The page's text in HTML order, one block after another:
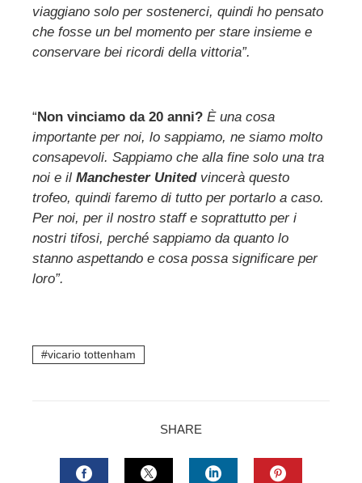
viaggiano solo per sostenerci, quindi ho pensato
che fosse un bel momento per stare insieme e
conservare bei ricordi della vittoria”.
“Non vinciamo da 20 anni? È una cosa
importante per noi, lo sappiamo, ne siamo molto
consapevoli. Sappiamo che alla fine solo una tra
noi e il Manchester Unitedvincerà questo
trofeo, quindi faremo di tutto per portarlo a caso.
Per noi, per il nostro staff e soprattutto per i
nostri tifosi, perché sappiamo da quanto lo
stanno aspettando e cosa possa significare per
loro”.
vicario tottenham
SHARE